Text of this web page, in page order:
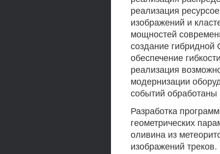
реализация
изображений и
мощностей
создание гибридной
обеспечение
реализация
модернизации
событий
Разработка
геометрических
оливина из
изображений треков.